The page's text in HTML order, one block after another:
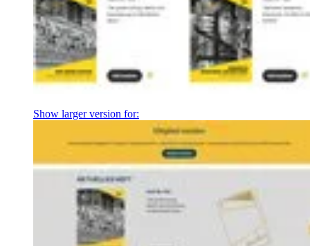
Show larger version for: